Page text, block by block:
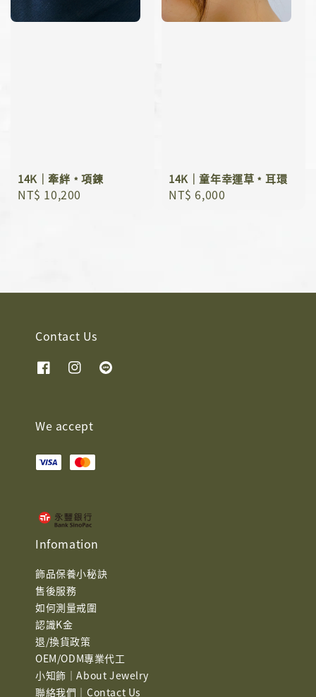
14K｜牽絆﹡項鍊
Regular
NT$ 10,200
14K｜童年幸運草﹡耳環
Regular
NT$ 6,000
Contact Us
We accept
Infomation
飾品保養小秘訣
售後服務
如何測量戒圍
認識K金
退/換貨政策
OEM/ODM專業代工
小知飾｜About Jewelry
聯絡我們｜Contact Us